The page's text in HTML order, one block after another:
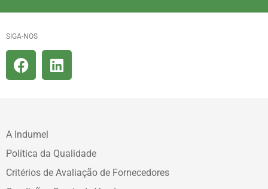
SIGA-NOS
A Indumel
Política da Qualidade
Critérios de Avaliação de Fornecedores